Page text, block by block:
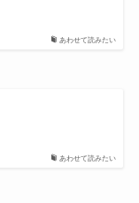
あわせて読みたい
あわせて読みたい